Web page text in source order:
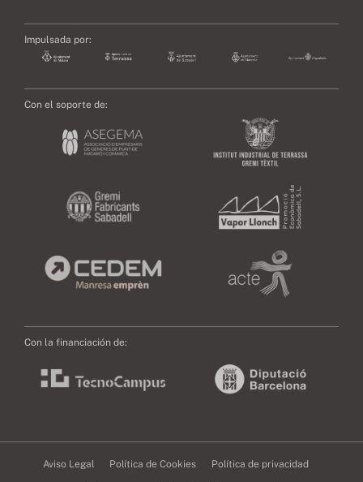
Impulsada por:
Con el soporte de:
Con la financiación de:
Aviso Legal Política de Cookies Política de privacidad